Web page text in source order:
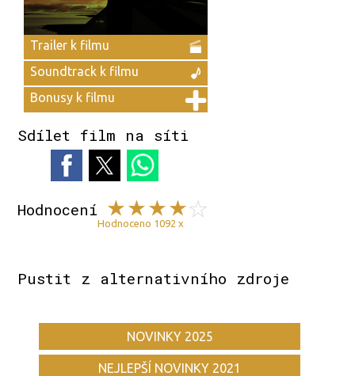
Trailer k filmu
Soundtrack k filmu
Bonusy k filmu
Sdílet film na síti
Hodnocení
Hodnoceno 1092 x
Pustit z alternativního zdroje
NOVINKY 2025
NEJLEPŠÍ NOVINKY 2021